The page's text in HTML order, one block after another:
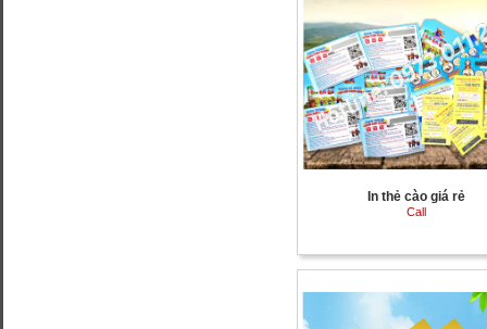
In thẻ cào giá rẻ
Call